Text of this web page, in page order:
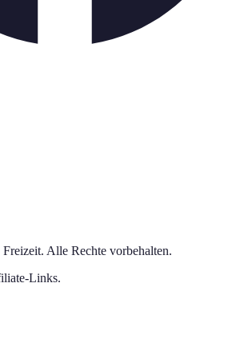
Freizeit. Alle Rechte vorbehalten.
Links.